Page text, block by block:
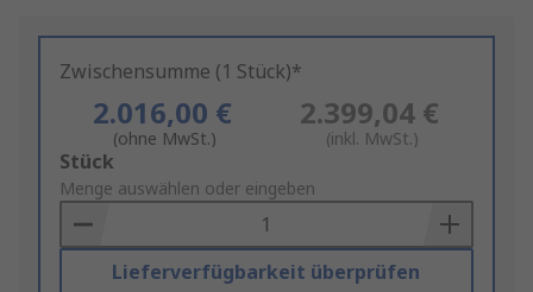
Zwischensumme (1 Stück)*
2.016,00 €
(ohne MwSt.)
2.399,04 €
(inkl. MwSt.)
Add
to
Basket
Stück
Menge auswählen oder eingeben
Lieferverfügbarkeit überprüfen